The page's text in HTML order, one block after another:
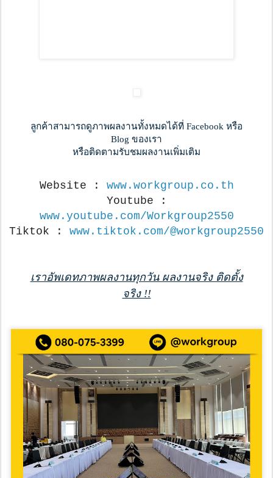
ลูกค้าสามารถดูภาพผลงานทั้งหมดได้ที่ Facebook หรือ
Blog ของเรา
หรือติดตามรับชมผลงานเพิ่มเติม
Website : www.workgroup.co.th
Youtube :
www.youtube.com/Workgroup2550
Tiktok : www.tiktok.com/@workgroup2550
เราอัพเดทภาพผลงานทุกวัน ผลงานจริง ติดตั้ง
จริง !!